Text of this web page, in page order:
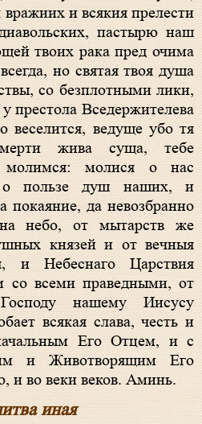
вражиих и всякия прелести
пастырю наш
твоих рака пред очима
но святая твоя душа
со безплотными лики,
престола Вседержителева
веселится, ведуще убо тя
жива суща, тебе
молися о нас
о пользе душ наших, и
покаяние, да невозбранно
небо, от мытарств же
князей и от вечныя
и Небеснаго Царствия
со всеми праведными, от
нашему Иисусу
всякая слава, честь и
Его Отцем, и с
и Животворящим Его
и во веки веков. Аминь.
иная